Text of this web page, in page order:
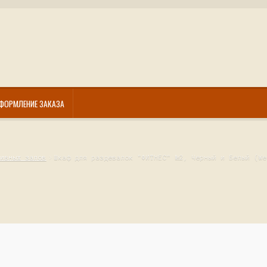
ЗАКАЗА
залов Шкаф для раздевалок "ФИТНЕС" №2, Черный и Белый